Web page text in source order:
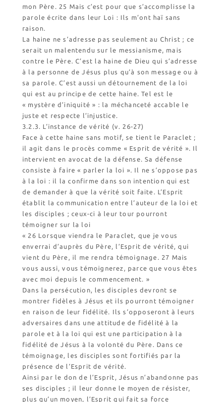
mon Père. 25 Mais c’est pour que s’accomplisse la
parole écrite dans leur Loi : Ils m’ont haï sans
raison.
La haine ne s’adresse pas seulement au Christ ; ce
serait un malentendu sur le messianisme, mais
contre le Père. C’est la haine de Dieu qui s’adresse
à la personne de Jésus plus qu’à son message ou à
sa parole. C’est aussi un détournement de la loi
qui est au principe de cette haine. Tel est le
« mystère d’iniquité » : la méchanceté accable le
juste et respecte l’injustice.
3.2.3. L’instance de vérité (v. 26-27)
Face à cette haine sans motif, se tient le Paraclet ;
il agit dans le procès comme « Esprit de vérité ». Il
intervient en avocat de la défense. Sa défense
consiste à faire « parler la loi ». Il ne s’oppose pas
à la loi : il la confirme dans son intention qui est
de demander à que la vérité soit faite. L’Esprit
établit la communication entre l’auteur de la loi et
les disciples ; ceux-ci à leur tour pourront
témoigner sur la loi
« 26 Lorsque viendra le Paraclet, que je vous
enverrai d’auprès du Père, l’Esprit de vérité, qui
vient du Père, il me rendra témoignage. 27 Mais
vous aussi, vous témoignerez, parce que vous êtes
avec moi depuis le commencement. »
Dans la persécution, les disciples devront se
montrer fidèles à Jésus et ils pourront témoigner
en raison de leur fidélité. Ils s’opposeront à leurs
adversaires dans une attitude de fidélité à la
parole et à la loi qui est une participation à la
fidélité de Jésus à la volonté du Père. Dans ce
témoignage, les disciples sont fortifiés par la
présence de l’Esprit de vérité.
Ainsi par le don de l’Esprit, Jésus n’abandonne pas
ses disciples ; il leur donne le moyen de résister,
plus qu’un moyen, l’Esprit qui fait sa force